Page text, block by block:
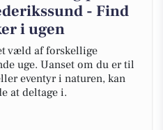
- Find
i ugen
væld af forskellige
uge. Uanset om du er til
eventyr i naturen, kan
at deltage i.